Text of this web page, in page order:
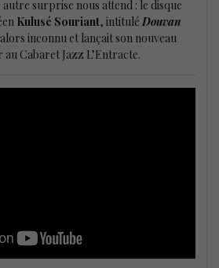
autre surprise nous attend : le disque
Kulusé Souriant, intitulé Douvan
inconnu et lançait son nouveau
Cabaret Jazz L’Entracte.